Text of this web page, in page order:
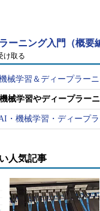
ーニング入門（概要
け取る
械学習＆ディープラー
械学習やディープラー
・機械学習・ディープ
人気記事